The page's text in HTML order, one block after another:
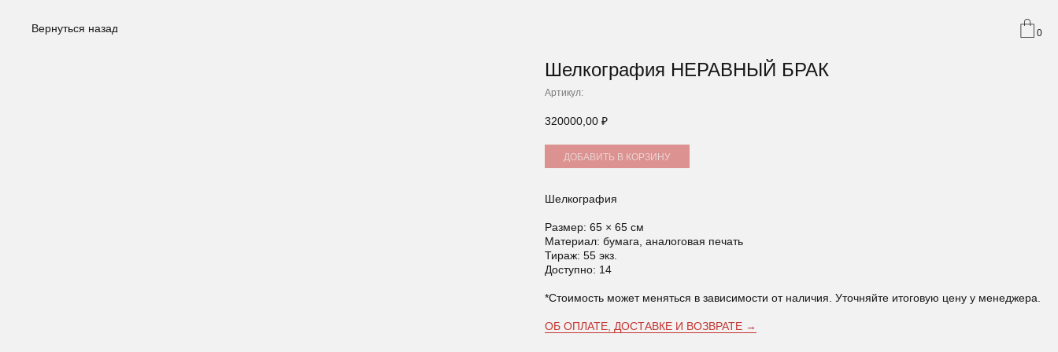
Вернуться назад 0
Шелкография НЕРАВНЫЙ БРАК
Артикул:
320000,00 ₽
ДОБАВИТЬ В КОРЗИНУ
Шелкография
Размер: 65 × 65 см
Материал: бумага, аналоговая печать
Тираж: 55 экз.
Доступно: 14
*Стоимость может меняться в зависимости от наличия. Уточняйте итоговую цену у менеджера.
ОБ ОПЛАТЕ, ДОСТАВКЕ И ВОЗВРАТЕ →